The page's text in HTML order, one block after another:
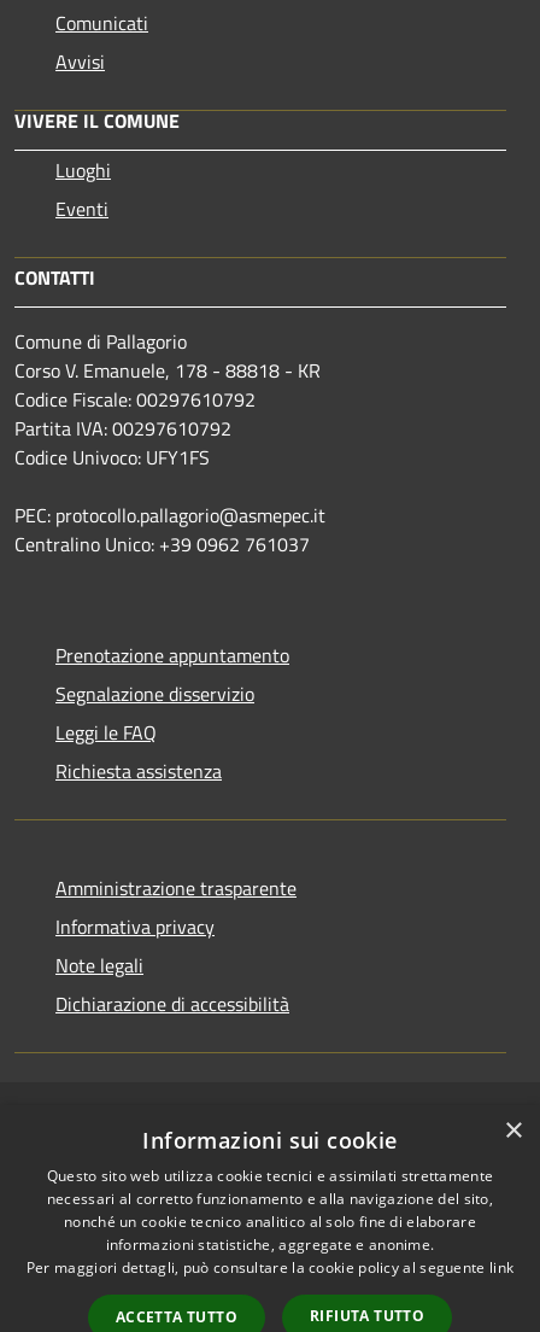
Comunicati
Avvisi
VIVERE IL COMUNE
Luoghi
Eventi
CONTATTI
Comune di Pallagorio
Corso V. Emanuele, 178 - 88818 - KR
Codice Fiscale: 00297610792
Partita IVA: 00297610792
Codice Univoco: UFY1FS
PEC: protocollo.pallagorio@asmepec.it
Centralino Unico: +39 0962 761037
Prenotazione appuntamento
Segnalazione disservizio
Leggi le FAQ
Richiesta assistenza
Amministrazione trasparente
Informativa privacy
Note legali
Dichiarazione di accessibilità
Privacy
Cookie
Mappa del sito
Firma digitale
Accesso Posta
Copyright © 2026 • Comune di
Pallagorio • Powered by
Municipium•Accesso
redazione
×
Informazioni sui cookie
Questo sito web utilizza cookie tecnici e assimilati strettamente
necessari al corretto funzionamento e alla navigazione del sito,
nonché un cookie tecnico analitico al solo fine di elaborare
informazioni statistiche, aggregate e anonime.
Per maggiori dettagli, può consultare la cookie policy al seguente link
ACCETTA TUTTO RIFIUTA TUTTO